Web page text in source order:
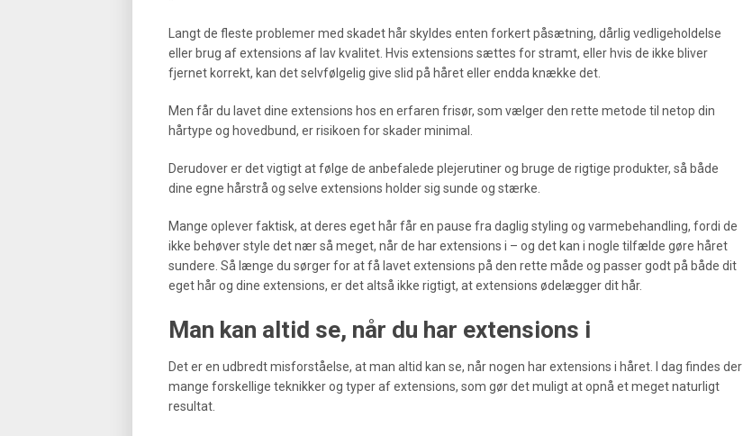
Langt de fleste problemer med skadet hår skyldes enten forkert påsætning, dårlig vedligeholdelse
eller brug af extensions af lav kvalitet. Hvis extensions sættes for stramt, eller hvis de ikke bliver
fjernet korrekt, kan det selvfølgelig give slid på håret eller endda knække det.
Men får du lavet dine extensions hos en erfaren frisør, som vælger den rette metode til netop din
hårtype og hovedbund, er risikoen for skader minimal.
Derudover er det vigtigt at følge de anbefalede plejerutiner og bruge de rigtige produkter, så både
dine egne hårstrå og selve extensions holder sig sunde og stærke.
Mange oplever faktisk, at deres eget hår får en pause fra daglig styling og varmebehandling, fordi de
ikke behøver style det nær så meget, når de har extensions i – og det kan i nogle tilfælde gøre håret
sundere. Så længe du sørger for at få lavet extensions på den rette måde og passer godt på både dit
eget hår og dine extensions, er det altså ikke rigtigt, at extensions ødelægger dit hår.
Man kan altid se, når du har extensions i
Det er en udbredt misforståelse, at man altid kan se, når nogen har extensions i håret. I dag findes der
mange forskellige teknikker og typer af extensions, som gør det muligt at opnå et meget naturligt
resultat.